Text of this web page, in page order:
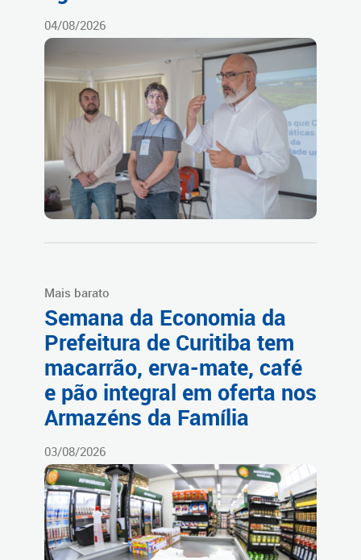
04/08/2026
Mais barato
Semana da Economia da
Prefeitura de Curitiba tem
macarrão, erva-mate, café
e pão integral em oferta nos
Armazéns da Família
03/08/2026